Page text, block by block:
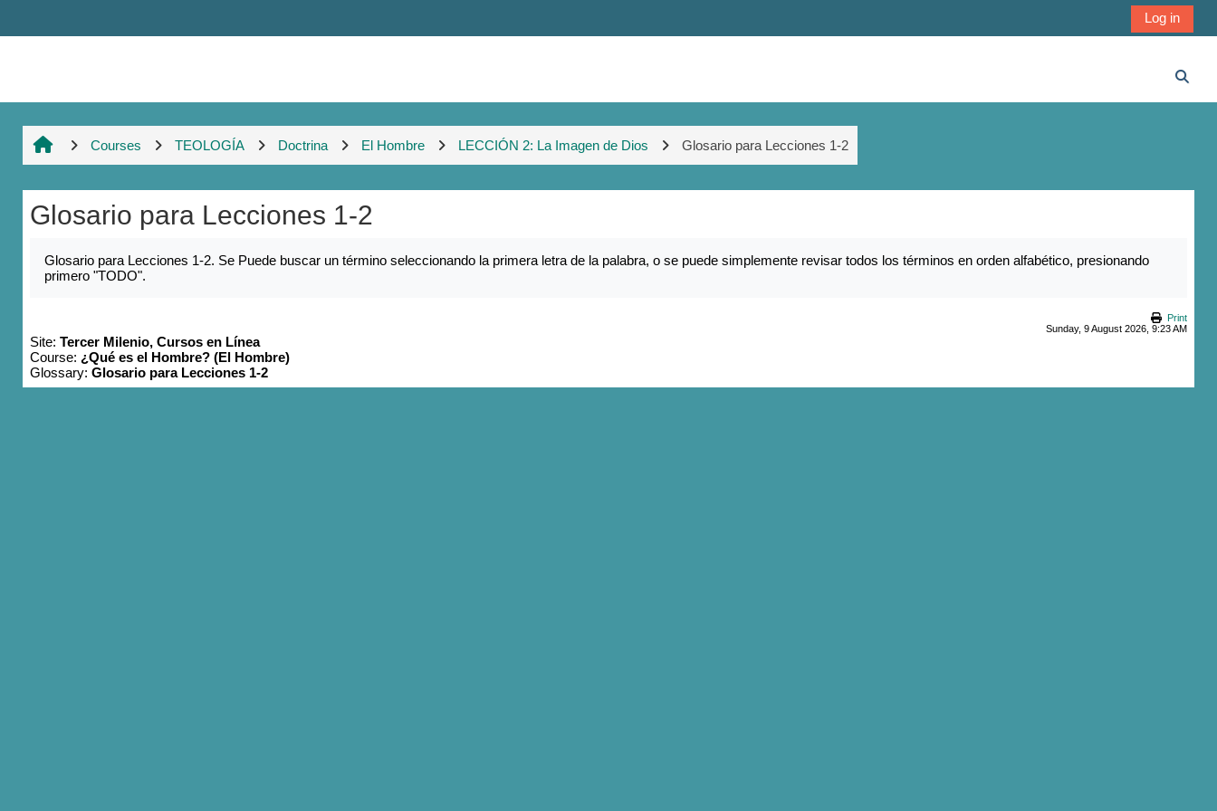
Log in
Courses TEOLOGÍA Doctrina El Hombre LECCIÓN 2: La Imagen de Dios Glosario para Lecciones 1-2
Glosario para Lecciones 1-2
Glosario para Lecciones 1-2. Se Puede buscar un término seleccionando la primera letra de la palabra, o se puede simplemente revisar todos los términos en orden alfabético, presionando
primero "TODO".
Print
Sunday, 9 August 2026, 9:23 AM
Site:Tercer Milenio, Cursos en Línea
Course: ¿Qué es el Hombre? (El Hombre)
Glossary:Glosario para Lecciones 1-2